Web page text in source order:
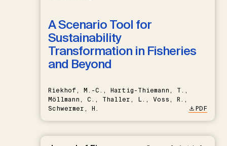
A Scenario Tool for
Sustainability
Transformation in Fisheries
and Beyond
Riekhof, M.-C., Hartig-Thiemann, T.,
Möllmann, C., Thaller, L., Voss, R.,
Schwermer, H.
PDF